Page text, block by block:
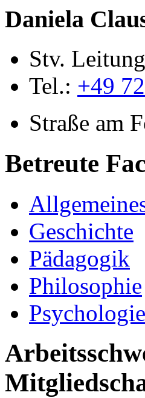
Daniela
Stv.
Tel.: +49
Straße am
Betreute
Geschichte
Pädagogik
Philosophie
Psychologie